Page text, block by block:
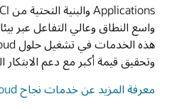
وتحقيق قيمة أكبر مع دعم الابتكار
معرفة المزيد عن خدمات نجاح Oracle Cloud